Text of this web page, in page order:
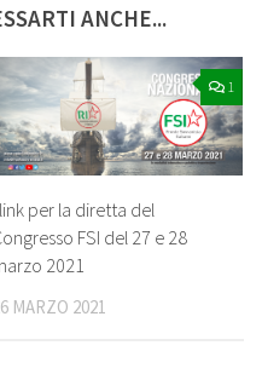
ANCHE...
1
per la diretta del
FSI del 27 e 28
2021
MARZO 2021